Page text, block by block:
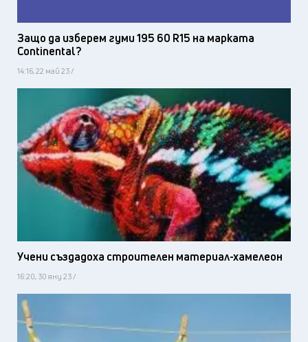
Защо да изберем гуми 195 60 R15 на марката
Continental?
14:16, 22 май 23 /
Учени създадоха строителен материал-хамелеон
16:20, 30 яну 23 /